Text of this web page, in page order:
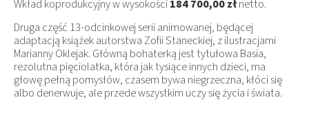
Wkład koprodukcyjny w wysokości184 700,00 złnetto.
Druga część 13-odcinkowej serii animowanej, będącej
adaptacją książek autorstwa Zofii Staneckiej, z ilustracjami
Marianny Oklejak. Główną bohaterką jest tytułowa Basia,
rezolutna pięciolatka, która jak tysiące innych dzieci, ma
głowę pełną pomysłów, czasem bywa niegrzeczna, kłóci się
albo denerwuje, ale przede wszystkim uczy się życia i świata.